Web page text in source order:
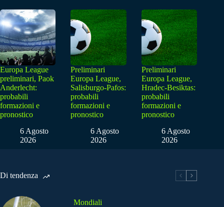
Europa League
preliminari, Paok
Anderlecht:
probabili
formazioni e
pronostico
6 Agosto
2026
Preliminari
Europa League,
Salisburgo-Pafos:
probabili
formazioni e
pronostico
6 Agosto
2026
Preliminari
Europa League,
Hradec-Besiktas:
probabili
formazioni e
pronostico
6 Agosto
2026
Di tendenza
Mondiali